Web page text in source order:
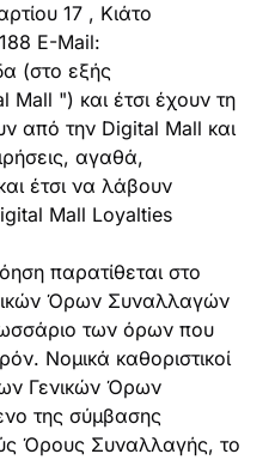
17 , Κιάτο
E-Mail:
(στο εξής
") και έτσι έχουν τη
από την Digital Mall και
αγαθά,
έτσι να λάβουν
Mall Loyalties
παρατίθεται στο
Όρων Συναλλαγών
των όρων που
Νομικά καθοριστικοί
Γενικών Όρων
της σύμβασης
Όρους Συναλλαγής, το